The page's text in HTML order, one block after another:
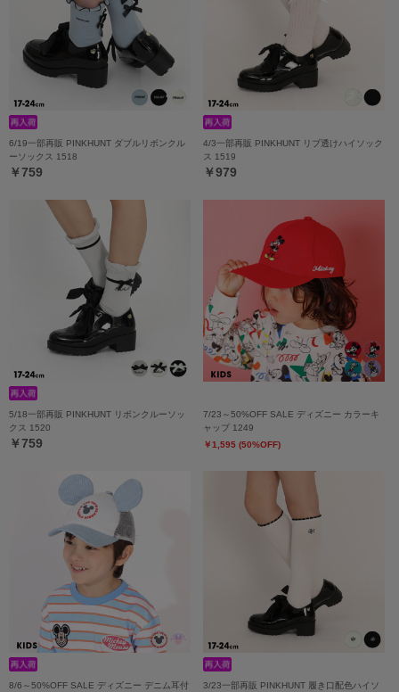
6/19一部再販 PINKHUNT ダブルリボンクル
ーソックス 1518
￥759
4/3一部再販 PINKHUNT リブ透けハイソック
ス 1519
￥979
5/18一部再販 PINKHUNT リボンクルーソッ
クス 1520
￥759
7/23～50%OFF SALE ディズニー カラーキ
ャップ 1249
￥1,595 (50%OFF)
8/6～50%OFF SALE ディズニー デニム耳付
3/23一部再販 PINKHUNT 履き口配色ハイソ